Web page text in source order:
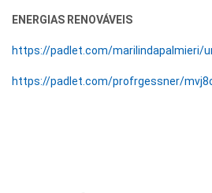
ENERGIAS RENOVÁVEIS
https://padlet.com/marilindapalmieri/
https://padlet.com/profrgessner/